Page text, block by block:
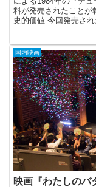
料が発売されたことが
史的価値 今回発売さ
国内映画
映画『わたしのバ